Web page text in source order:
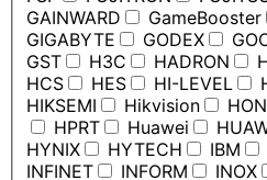
GAINWARD
GameBooster
GIGABYTE
GODEX
GST
H3C HADRON
HCS
HES HI-LEVEL
HIKSEMI
Hikvision
HPRT
Huawei
HYNIX
HYTECH IBM
INFINET
INFORM INOX